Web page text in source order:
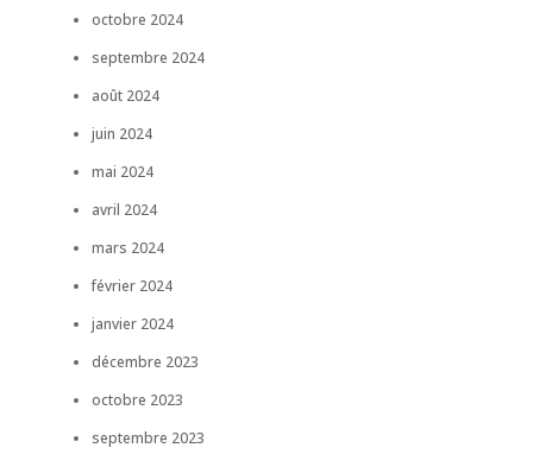
octobre 2024
septembre 2024
août 2024
juin 2024
mai 2024
avril 2024
mars 2024
février 2024
janvier 2024
décembre 2023
octobre 2023
septembre 2023